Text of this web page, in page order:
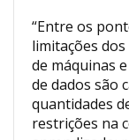
“Entre os
limitações
de máquinas
de dados são
quantidades
restrições na